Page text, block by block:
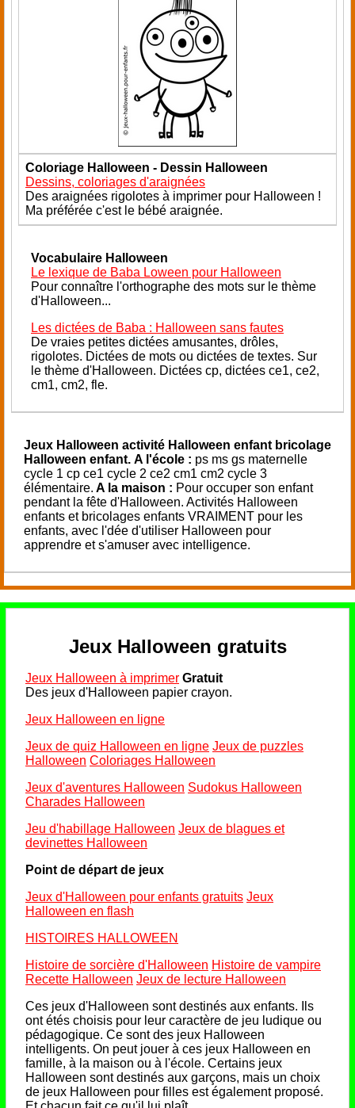
Coloriage Halloween - Dessin Halloween
Dessins, coloriages d'araignées
Des araignées rigolotes à imprimer pour Halloween !
Ma préférée c'est le bébé araignée.
Vocabulaire Halloween
Le lexique de Baba Loween pour Halloween
Pour connaître l'orthographe des mots sur le thème
d'Halloween...
Les dictées de Baba : Halloween sans fautes
De vraies petites dictées amusantes, drôles,
rigolotes. Dictées de mots ou dictées de textes. Sur
le thème d'Halloween. Dictées cp, dictées ce1, ce2,
cm1, cm2, fle.
Jeux Halloween activité Halloween enfant bricolage
Halloween enfant. A l'école : ps ms gs maternelle
cycle 1 cp ce1 cycle 2 ce2 cm1 cm2 cycle 3
élémentaire. A la maison : Pour occuper son enfant
pendant la fête d'Halloween. Activités Halloween
enfants et bricolages enfants VRAIMENT pour les
enfants, avec l'dée d'utiliser Halloween pour
apprendre et s'amuser avec intelligence.
Jeux Halloween gratuits
Jeux Halloween à imprimer Gratuit
Des jeux d'Halloween papier crayon.
Jeux Halloween en ligne
Jeux de quiz Halloween en ligne Jeux de puzzles
Halloween Coloriages Halloween
Jeux d'aventures Halloween Sudokus Halloween
Charades Halloween
Jeu d'habillage Halloween Jeux de blagues et
devinettes Halloween
Point de départ de jeux
Jeux d'Halloween pour enfants gratuits Jeux
Halloween en flash
HISTOIRES HALLOWEEN
Histoire de sorcière d'Halloween Histoire de vampire
Recette Halloween Jeux de lecture Halloween
Ces jeux d'Halloween sont destinés aux enfants. Ils
ont étés choisis pour leur caractère de jeu ludique ou
pédagogique. Ce sont des jeux Halloween
intelligents. On peut jouer à ces jeux Halloween en
famille, à la maison ou à l'école. Certains jeux
Halloween sont destinés aux garçons, mais un choix
de jeux Halloween pour filles est également proposé.